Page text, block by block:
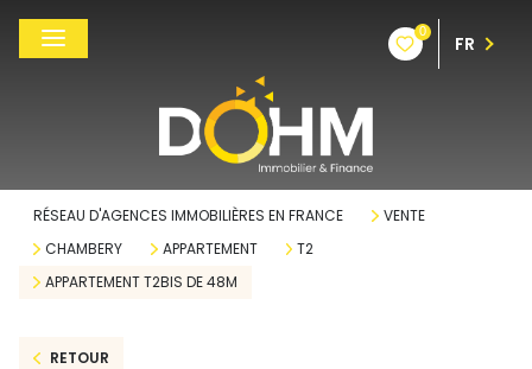
0
FR
RÉSEAU D'AGENCES IMMOBILIÈRES EN FRANCE
VENTE
CHAMBERY
APPARTEMENT
T2
APPARTEMENT T2BIS DE 48M
RETOUR